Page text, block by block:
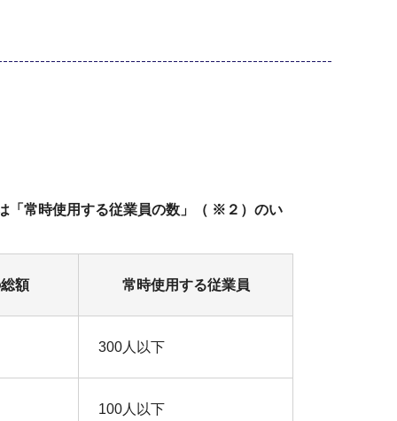
「常時使用する従業員の数」（ ※ ２）のい
額 常時使用する従業員
300人以下
100人以下